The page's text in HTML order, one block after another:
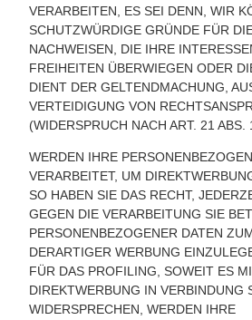
VERARBEITEN, ES SEI DENN, WIR
SCHUTZWÜRDIGE GRÜNDE FÜR
NACHWEISEN, DIE IHRE
FREIHEITEN ÜBERWIEGEN ODER
DIENT DER GELTENDMACHUNG,
VERTEIDIGUNG VON
(WIDERSPRUCH NACH ART. 21 ABS.
WERDEN IHRE
VERARBEITET, UM
SO HABEN SIE DAS RECHT,
GEGEN DIE VERARBEITUNG SIE
PERSONENBEZOGENER DATEN
DERARTIGER WERBUNG
FÜR DAS PROFILING, SOWEIT ES
DIREKTWERBUNG IN VERBINDUNG
WIDERSPRECHEN, WERDEN IHRE